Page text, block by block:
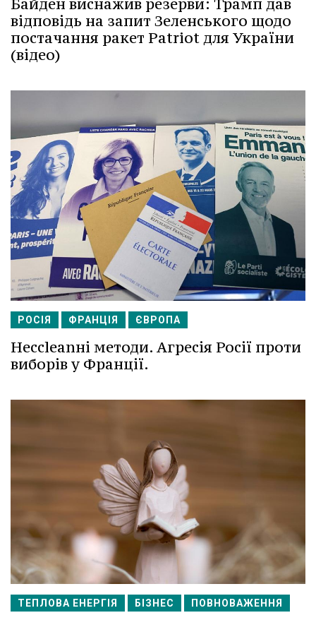
відповідь на запит Зеленського щодо
постачання ракет Patriot для України
(відео)
РОСІЯ ФРАНЦІЯ ЄВРОПА
Несcleanні методи. Агресія Росії проти
виборів у Франції.
ТЕПЛОВА ЕНЕРГІЯ БІЗНЕС ПОВНОВАЖЕННЯ